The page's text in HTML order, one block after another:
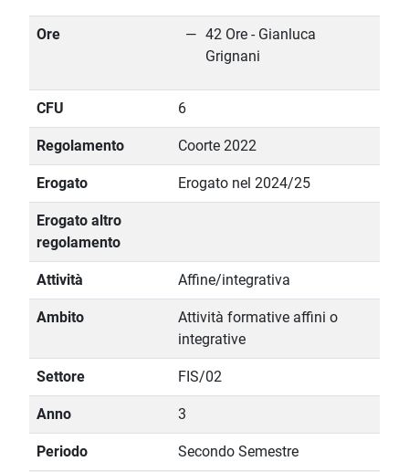
Ore
42 Ore - Gianluca
Grignani
CFU 6
Regolamento Coorte 2022
Erogato Erogato nel 2024/25
Erogato altro
regolamento
Attività Affine/integrativa
Ambito
Attività formative affini o
integrative
Settore FIS/02
Anno 3
Periodo Secondo Semestre